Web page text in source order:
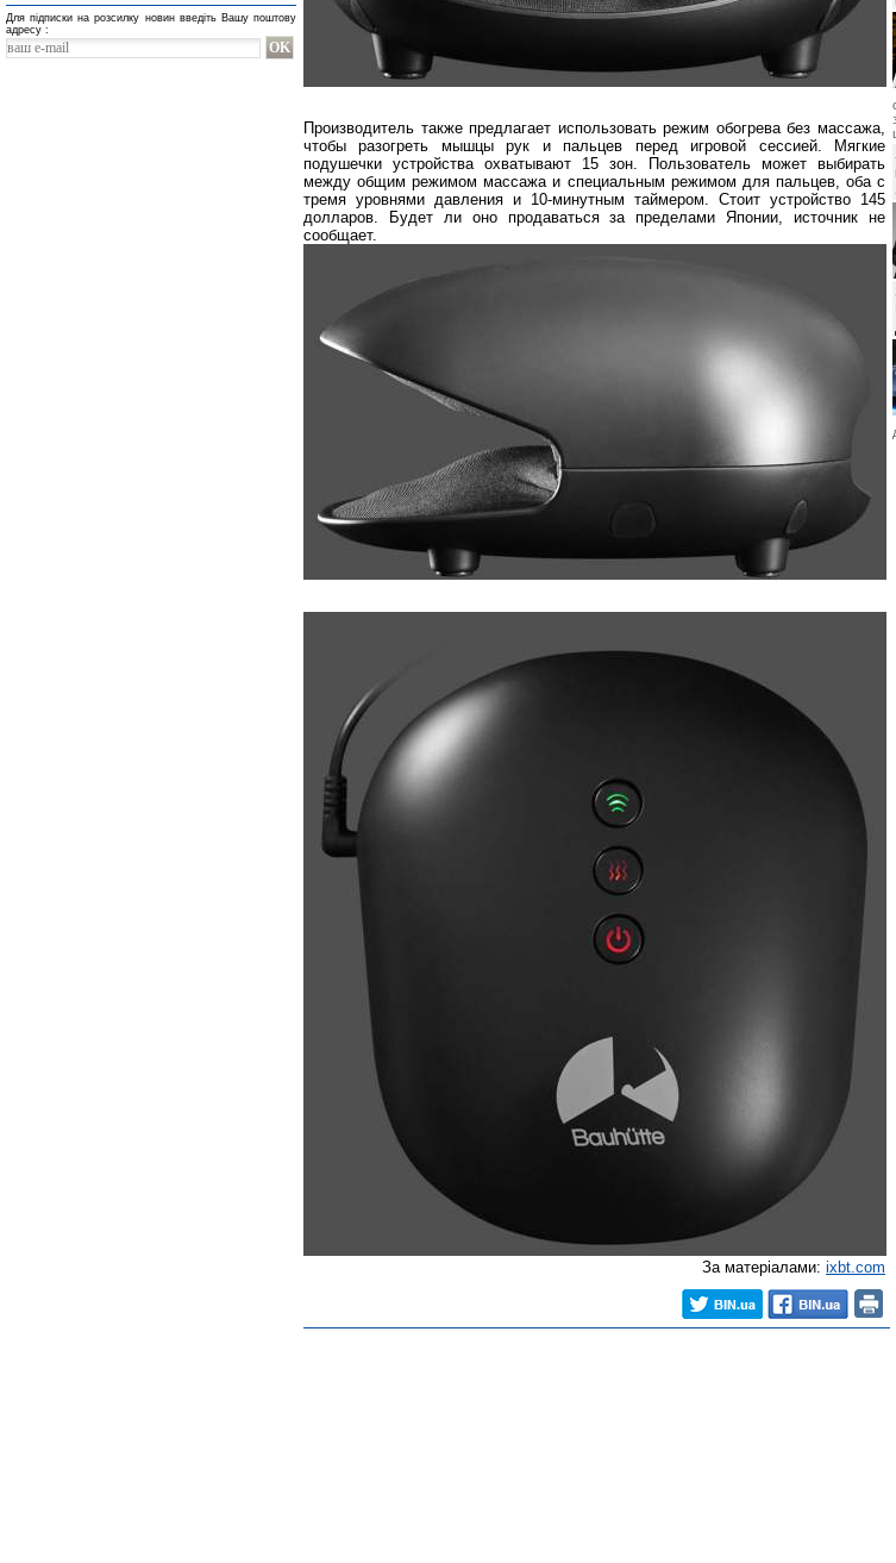
Производитель также предлагает использовать режим обогрева без массажа,
чтобы разогреть мышцы рук и пальцев перед игровой сессией. Мягкие
подушечки устройства охватывают 15 зон. Пользователь может выбирать
между общим режимом массажа и специальным режимом для пальцев, оба с
тремя уровнями давления и 10-минутным таймером. Стоит устройство 145
долларов. Будет ли оно продаваться за пределами Японии, источник не
сообщает.
За матеріалами: ixbt.com
Для підписки на розсилку новин введіть Вашу поштову
адресу :